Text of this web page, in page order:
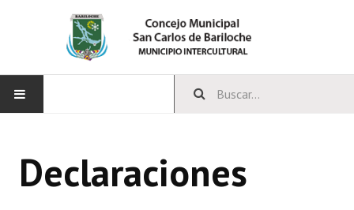
CONCEJO
Declaraciones